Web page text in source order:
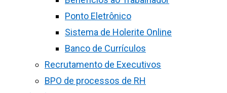
Ponto Eletrônico
Sistema de Holerite Online
Banco de Currículos
Recrutamento de Executivos
BPO de processos de RH